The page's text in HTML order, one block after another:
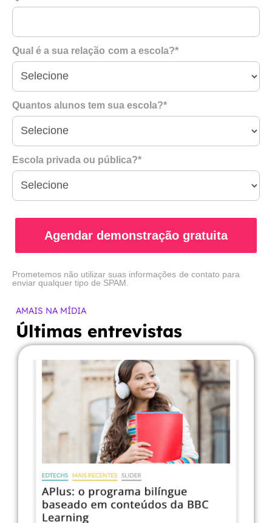
Qual é a sua relação com a escola?*
Quantos alunos tem sua escola?*
Escola privada ou pública?*
Agendar demonstração gratuita
Prometemos não utilizar suas informações de contato para
enviar qualquer tipo de SPAM.
AMAIS NA MÍDIA
Últimas entrevistas